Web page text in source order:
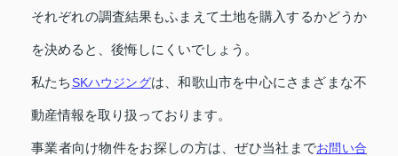
それぞれの調査結果もふまえて土地を購入するかどうか
を決めると、後悔しにくいでしょう。
私たちSKハウジングは、和歌山市を中心にさまざまな不
動産情報を取り扱っております。
事業者向け物件をお探しの方は、ぜひ当社までお問い合